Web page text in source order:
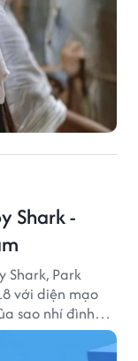
Shark -
Shark, Park
với diện mạo
sao nhí đình
của nhiều